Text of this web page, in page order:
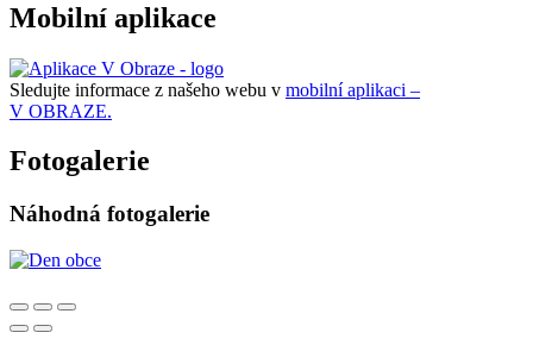
Mobilní aplikace
Sledujte informace z našeho webu v mobilní aplikaci –
V OBRAZE.
Fotogalerie
Náhodná fotogalerie